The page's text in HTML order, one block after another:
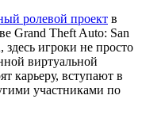
ролевой проект в
Grand Theft Auto: San
игроки не просто
виртуальной
карьеру, вступают в
участниками по